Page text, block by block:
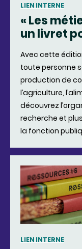
LIEN INTERNE
« Les
un livret
Avec cette
toute personne
production de
l’agriculture,
découvrez
recherche et
la fonction
LIEN INTERNE